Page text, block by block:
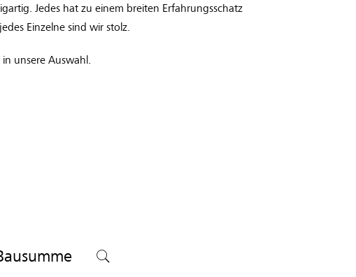
Jedes hat zu einem breiten Erfahrungsschatz
Einzelne sind wir stolz.
unsere Auswahl.